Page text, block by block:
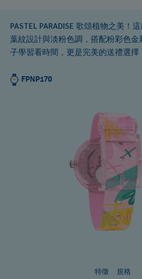
PASTEL PARADISE 歌頌植物之美！
葉紋設計與淡粉色調，搭配粉彩色金
子學習看時間，更是完美的送禮選擇
FPNP170
特徵 規格